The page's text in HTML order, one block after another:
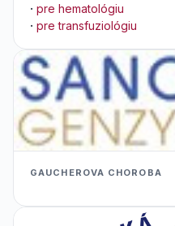
· pre hematológiu
· pre transfuziológiu
GAUCHEROVA CHOROBA